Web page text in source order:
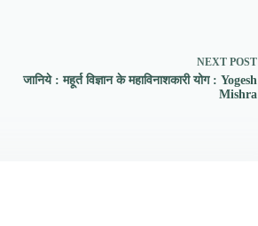
NEXT POST
जानिये : महूर्त विज्ञान के महाविनाशकारी योग : Yogesh
Mishra